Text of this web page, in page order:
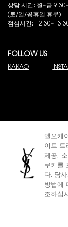
상담 시간: 월~금
(토/일/공휴일 휴무)
점심시간:
FOLLOW US
KAKAO
© 2025 YSL Beauty
제이피모간 체이스은
고객님은 안전거래를
모간 체이스은행 구매
이용약관
개인정보처리
사업자명: 엘오케이(유)
사업자 등록번호: 220-81-
(사업자정보 확인)
통신판매업신고: 2012-서
© 2023 Yves Saint
엘오케
이트 트
제공,
쿠키를
다. 당
방법에
조하십